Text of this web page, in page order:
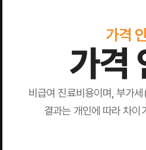
가격
가격
비급여 진료비용이며, 부가
결과는 개인에 따라 차이